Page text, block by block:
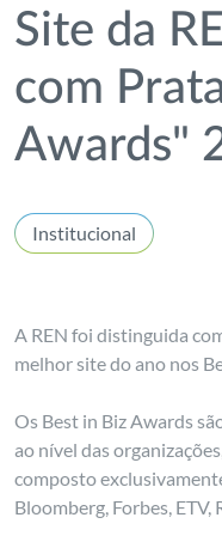
Site da
com
Awards"
Institucional
A REN foi distinguida
melhor site do ano nos
Os Best in Biz Awards
ao nível das
composto
Bloomberg, Forbes,